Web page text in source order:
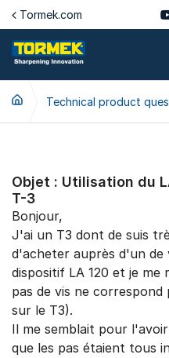
Jump to content
Tormek.com
Technical product
Objet : Utilisation du
T-3
Bonjour,
J'ai un T3 dont de suis
d'acheter auprès d'un de
dispositif LA 120 et je me
pas de vis ne correspond
sur le T3).
Il me semblait pour
que les pas étaient tous